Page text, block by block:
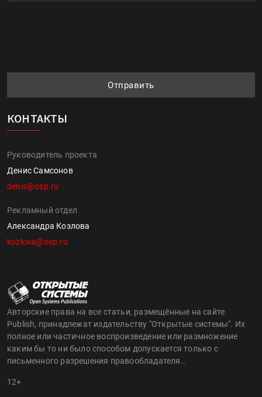
Отправить
КОНТАКТЫ
Руководитель проекта
Денис Самсонов
denis@osp.ru
Рекламный отдел
Александра Козлова
kozlova@osp.ru
Авторские права на все статьи, размещённые на сайте
Publish, принадлежат издательству "Открытые системы". Их
полное или частичное воспроизведение или размножение
каким бы то ни было способом допускается только с
письменного разрешения правообладателя..
12+